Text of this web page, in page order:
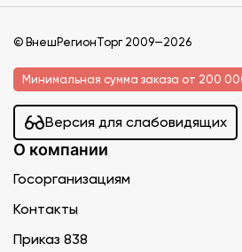
© ВнешРегионТорг 2009—2026
Минимальная сумма заказа от 200
Версия для слабовидящих
О компании
Госорганизациям
Контакты
Приказ 838